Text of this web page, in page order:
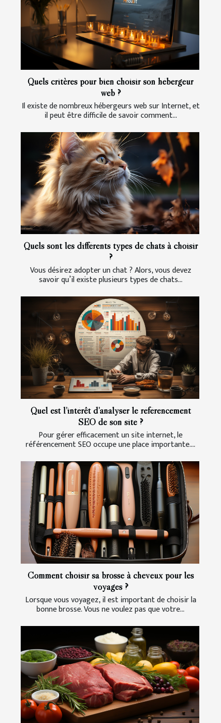
Quels critères pour bien choisir son hébergeur
web ?
Il existe de nombreux hébergeurs web sur Internet, et
il peut être difficile de savoir comment...
Quels sont les différents types de chats à choisir
?
Vous désirez adopter un chat ? Alors, vous devez
savoir qu’il existe plusieurs types de chats...
Quel est l’intérêt d’analyser le référencement
SEO de son site ?
Pour gérer efficacement un site internet, le
référencement SEO occupe une place importante....
Comment choisir sa brosse à cheveux pour les
voyages ?
Lorsque vous voyagez, il est important de choisir la
bonne brosse. Vous ne voulez pas que votre...